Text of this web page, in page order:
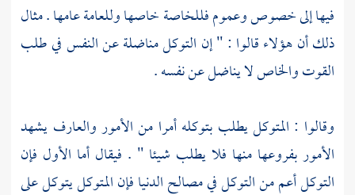
فيها إلى خصوص وعموم فللخاصة خاصها وللعامة عامها . مثال
ذلك أن هؤلاء قالوا : " إن التوكل مناضلة عن النفس في طلب
القوت والخاص لا يناضل عن نفسه .
وقالوا : المتوكل يطلب بتوكله أمرا من الأمور والعارف يشهد
الأمور بفروعها منها فلا يطلب شيئا " . فيقال أما الأول فإن
التوكل أعم من التوكل في مصالح الدنيا فإن المتوكل يتوكل على